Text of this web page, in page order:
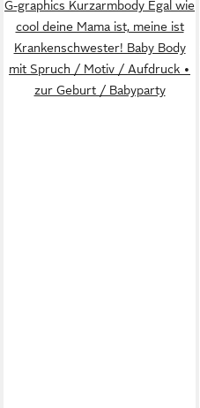
G-graphics Kurzarmbody Egal wie
cool deine Mama ist, meine ist
Krankenschwester! Baby Body
mit Spruch / Motiv / Aufdruck •
zur Geburt / Babyparty